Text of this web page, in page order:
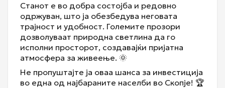
Станот е во добра состојба и редовно
одржуван, што ја обезбедува неговата
трајност и удобност. Големите прозори
дозволуваат природна светлина да го
исполни просторот, создавајќи пријатна
атмосфера за живеење. 🌞
Не пропуштајте ја оваа шанса за инвестиција
во една од најбараните населби во Скопје! 🏆